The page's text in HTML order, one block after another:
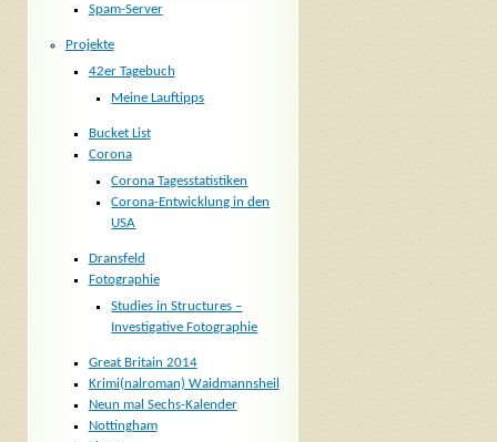
Spam-Server
Projekte
42er Tagebuch
Meine Lauftipps
Bucket List
Corona
Corona Tagesstatistiken
Corona-Entwicklung in den
USA
Dransfeld
Fotographie
Studies in Structures –
Investigative Fotographie
Great Britain 2014
Krimi(nalroman) Waidmannsheil
Neun mal Sechs-Kalender
Nottingham